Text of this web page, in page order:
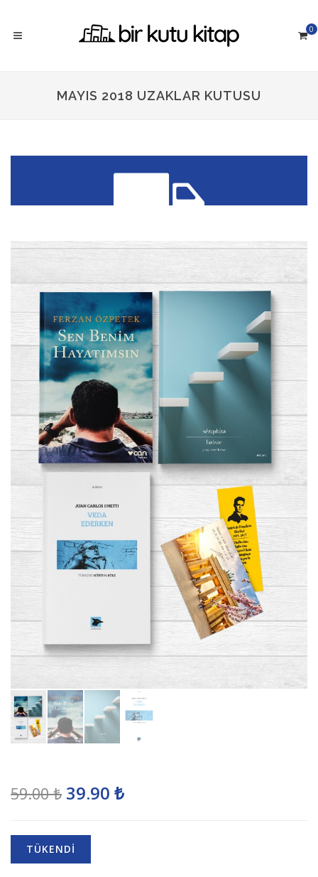
0
MAYIS 2018 UZAKLAR KUTUSU
KARGO ÜCRETSİZ!
59.00 ₺ 39.90 ₺
TÜKENDİ